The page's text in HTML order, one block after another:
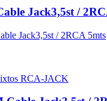
Jack3,5st /
RCA-JACK